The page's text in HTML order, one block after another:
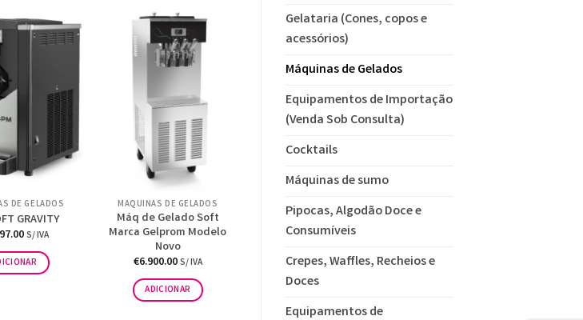
Gelataria (Cones, copos e
acessórios)
Máquinas de Gelados
Equipamentos de Importação
(Venda Sob Consulta)
Cocktails
Máquinas de sumo
Pipocas, Algodão Doce e
Consumíveis
Crepes, Waffles, Recheios e
Doces
Equipamentos de
DE GELADOS
GRAVITY
S/ IVA
MÁQUINAS DE GELADOS
Máq de Gelado Soft
Marca Gelprom Modelo
Novo
€6.900.00S/ IVA
ADICIONAR